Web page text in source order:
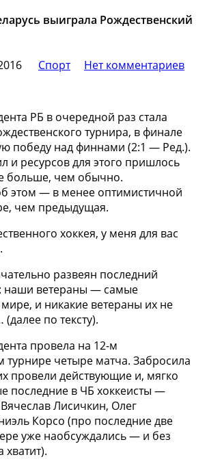
выиграла Рождественский
Спорт Нет комментариев
РБ в очередной раз стала
турнира, в финале
победу над финнами (2:1 — Ред.).
и ресурсов для этого пришлось
больше, чем обычно.
этом — в менее оптимистичной
чем предыдущая.
хоккея, у меня для вас
развеян последний
наши ветераны — самые
и никакие ветераны их не
по тексту).
провела на 12-м
турнире четыре матча. Забросила
провели действующие и, мягко
последние в ЧБ хоккеисты —
Лисичкин, Олег
Корсо (про последние две
уже наобсуждались — и без
хватит).